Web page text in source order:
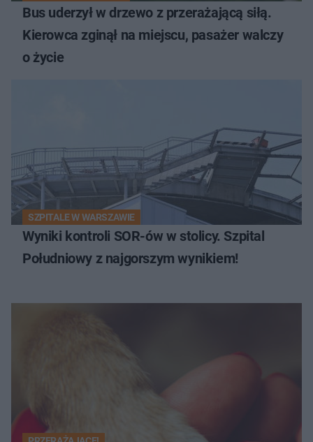
Bus uderzył w drzewo z przerażającą siłą.
Kierowca zginął na miejscu, pasażer walczy
o życie
SZPITALE W WARSZAWIE
Wyniki kontroli SOR-ów w stolicy. Szpital
Południowy z najgorszym wynikiem!